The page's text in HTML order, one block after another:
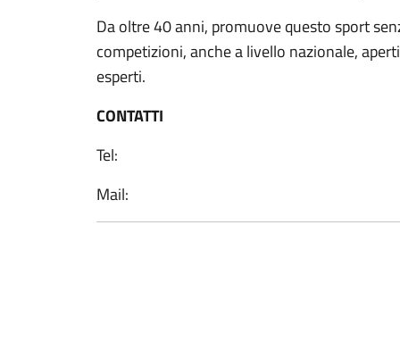
Da oltre 40 anni, promuove questo sport
competizioni, anche a livello nazionale,
esperti.
CONTATTI
Tel:
Mail: